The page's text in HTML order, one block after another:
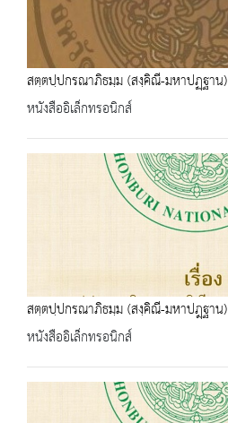
สตฺตปฺปกรณาภิธมฺม (สงฺคิณี-มหาปฏฺฐาน
หนังสืออิเล็กทรอนิกส์
สตฺตปฺปกรณาภิธมฺม (สงฺคิณี-มหาปฎฺฐา
หนังสืออิเล็กทรอนิกส์